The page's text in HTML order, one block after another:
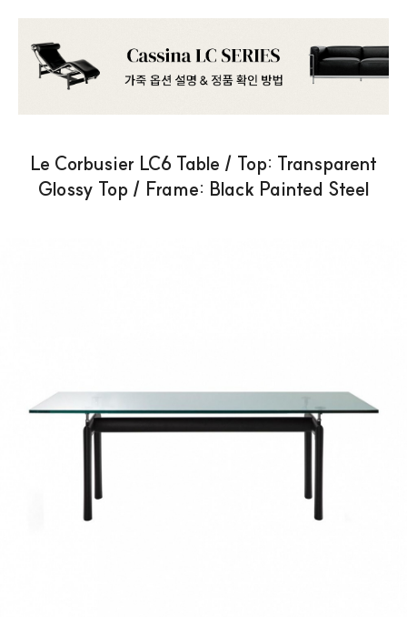
Le Corbusier LC6 Table / Top: Transparent
Glossy Top / Frame: Black Painted Steel